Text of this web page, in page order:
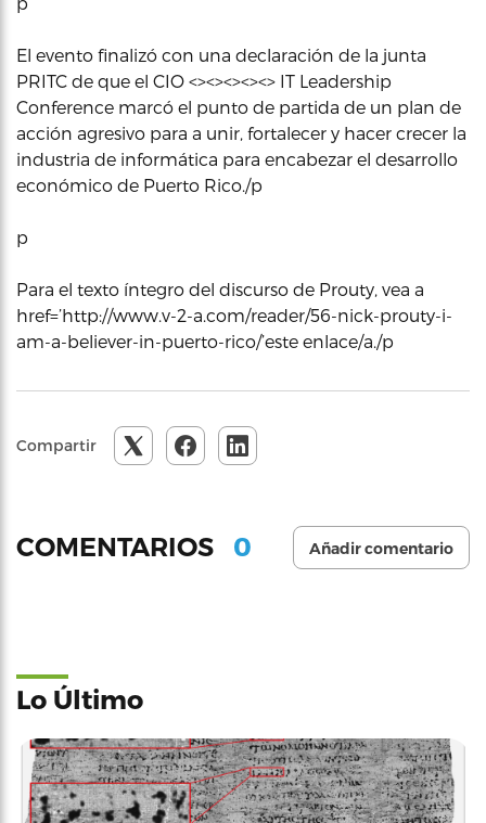
El evento finalizó con una declaración de la junta
PRITC de que el CIO <><><><><> IT Leadership
Conference marcó el punto de partida de un plan de
acción agresivo para a unir, fortalecer y hacer crecer la
industria de informática para encabezar el desarrollo
económico de Puerto Rico./p
p
Para el texto íntegro del discurso de Prouty, vea a
href=’http://www.v-2-a.com/reader/56-nick-prouty-i-
am-a-believer-in-puerto-rico/’este enlace/a./p
Compartir
COMENTARIOS 0 Añadir comentario
Lo Último